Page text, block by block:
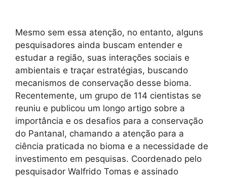
Mesmo sem essa atenção, no entanto, alguns
pesquisadores ainda buscam entender e
estudar a região, suas interações sociais e
ambientais e traçar estratégias, buscando
mecanismos de conservação desse bioma.
Recentemente, um grupo de 114 cientistas se
reuniu e publicou um longo artigo sobre a
importância e os desafios para a conservação
do Pantanal, chamando a atenção para a
ciência praticada no bioma e a necessidade de
investimento em pesquisas. Coordenado pelo
pesquisador Walfrido Tomas e assinado